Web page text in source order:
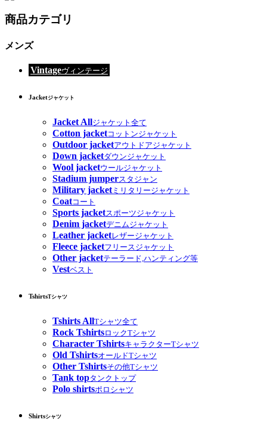
商品カテゴリ
メンズ
Vintageヴィンテージ
Jacketジャケット
Jacket Allジャケット全て
Cotton jacketコットンジャケット
Outdoor jacketアウトドアジャケット
Down jacketダウンジャケット
Wool jacketウールジャケット
Stadium jumperスタジャン
Military jacketミリタリージャケット
Coatコート
Sports jacketスポーツジャケット
Denim jacketデニムジャケット
Leather jacketレザージャケット
Fleece jacketフリースジャケット
Other jacketテーラード,ハンティング等
Vestベスト
TshirtsTシャツ
Tshirts AllTシャツ全て
Rock TshirtsロックTシャツ
Character TshirtsキャラクターTシャツ
Old TshirtsオールドTシャツ
Other Tshirtsその他Tシャツ
Tank topタンクトップ
Polo shirtsポロシャツ
Shirtsシャツ